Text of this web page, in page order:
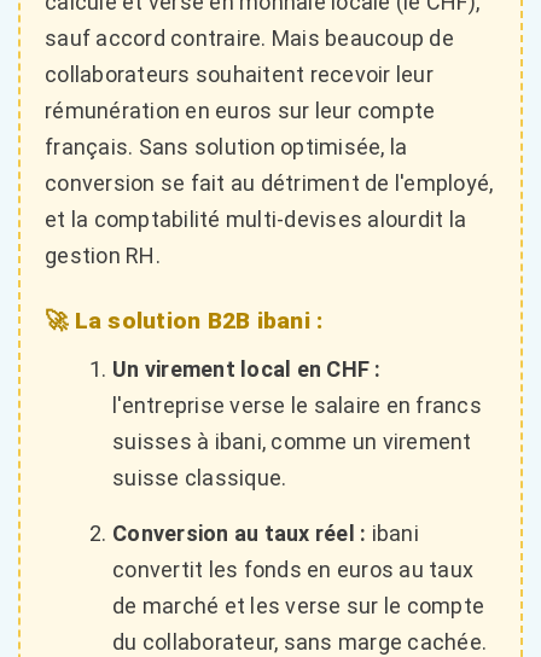
sauf accord contraire. Mais beaucoup de
collaborateurs souhaitent recevoir leur
rémunération en euros sur leur compte
français. Sans solution optimisée, la
conversion se fait au détriment de l'employé,
et la comptabilité multi-devises alourdit la
gestion RH.
🚀 La solution B2B ibani :
Un virement local en CHF :
l'entreprise verse le salaire en francs
suisses à ibani, comme un virement
suisse classique.
Conversion au taux réel : ibani
convertit les fonds en euros au taux
de marché et les verse sur le compte
du collaborateur, sans marge cachée.